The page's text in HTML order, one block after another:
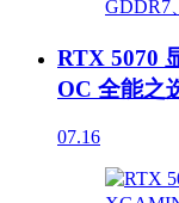
RTX 5070
OC 全能之
07.16